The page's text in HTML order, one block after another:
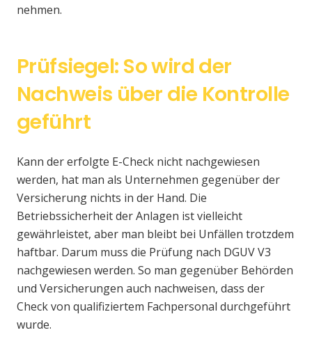
nehmen.
Prüfsiegel: So wird der
Nachweis über die Kontrolle
geführt
Kann der erfolgte E-Check nicht nachgewiesen
werden, hat man als Unternehmen gegenüber der
Versicherung nichts in der Hand. Die
Betriebssicherheit der Anlagen ist vielleicht
gewährleistet, aber man bleibt bei Unfällen trotzdem
haftbar. Darum muss die Prüfung nach DGUV V3
nachgewiesen werden. So man gegenüber Behörden
und Versicherungen auch nachweisen, dass der
Check von qualifiziertem Fachpersonal durchgeführt
wurde.